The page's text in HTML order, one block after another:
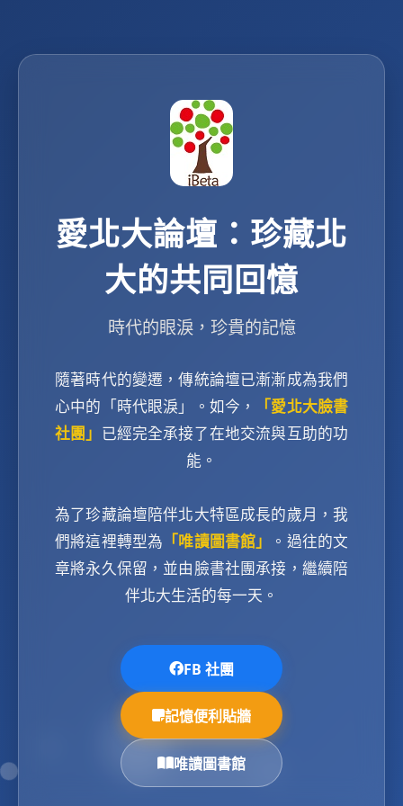
愛北大論壇：珍藏北
大的共同回憶
時代的眼淚，珍貴的記憶
隨著時代的變遷，傳統論壇已漸漸成為我們
心中的「時代眼淚」。如今，
「愛北大臉書
社團」 已經完全承接了在地交流與互助的功
能。
為了珍藏論壇陪伴北大特區成長的歲月，我
們將這裡轉型為 「唯讀圖書館」
。過往的文
章將永久保留，並由臉書社團承接，繼續陪
伴北大生活的每一天。
FB 社團
記憶便利貼牆
唯讀圖書館